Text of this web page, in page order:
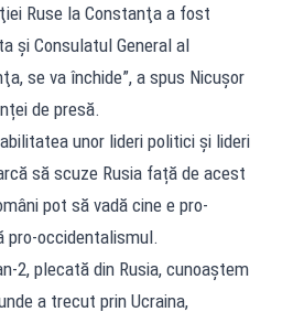
Ruse la Constanţa a fost
şi Consulatul General al
se va închide”, a spus Nicușor
de presă.
unor lideri politici și lideri
să scuze Rusia față de acest
pot să vadă cine e pro-
pro-occidentalismul.
2, plecată din Rusia, cunoaștem
a trecut prin Ucraina,